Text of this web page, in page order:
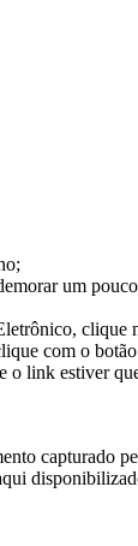
um
clique
com o
o link estiver